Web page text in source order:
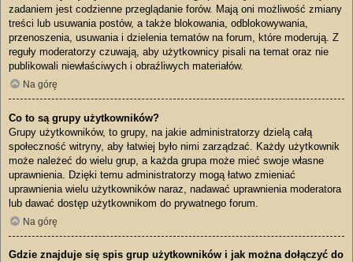
zadaniem jest codzienne przeglądanie forów. Mają oni możliwość zmiany
treści lub usuwania postów, a także blokowania, odblokowywania,
przenoszenia, usuwania i dzielenia tematów na forum, które moderują. Z
reguły moderatorzy czuwają, aby użytkownicy pisali na temat oraz nie
publikowali niewłaściwych i obraźliwych materiałów.
Na górę
Co to są grupy użytkowników?
Grupy użytkowników, to grupy, na jakie administratorzy dzielą całą
społeczność witryny, aby łatwiej było nimi zarządzać. Każdy użytkownik
może należeć do wielu grup, a każda grupa może mieć swoje własne
uprawnienia. Dzięki temu administratorzy mogą łatwo zmieniać
uprawnienia wielu użytkowników naraz, nadawać uprawnienia moderatora
lub dawać dostęp użytkownikom do prywatnego forum.
Na górę
Gdzie znajduje się spis grup użytkowników i jak można dołączyć do